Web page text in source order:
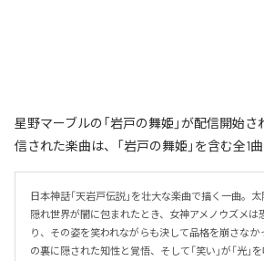
星野マーブルの「岩戸の舞姫」が配信開始
信された楽曲は、「岩戸の舞姫」を含む全1
日本神話「天岩戸伝説」を壮大な楽曲で描く一曲。
隠れ世界が闇に包まれたとき、女神アメノウズメは
り、その姿を笑われながらも決して品格を崩さな
の裏に隠された知性と覚悟、そして「笑い」が「光」